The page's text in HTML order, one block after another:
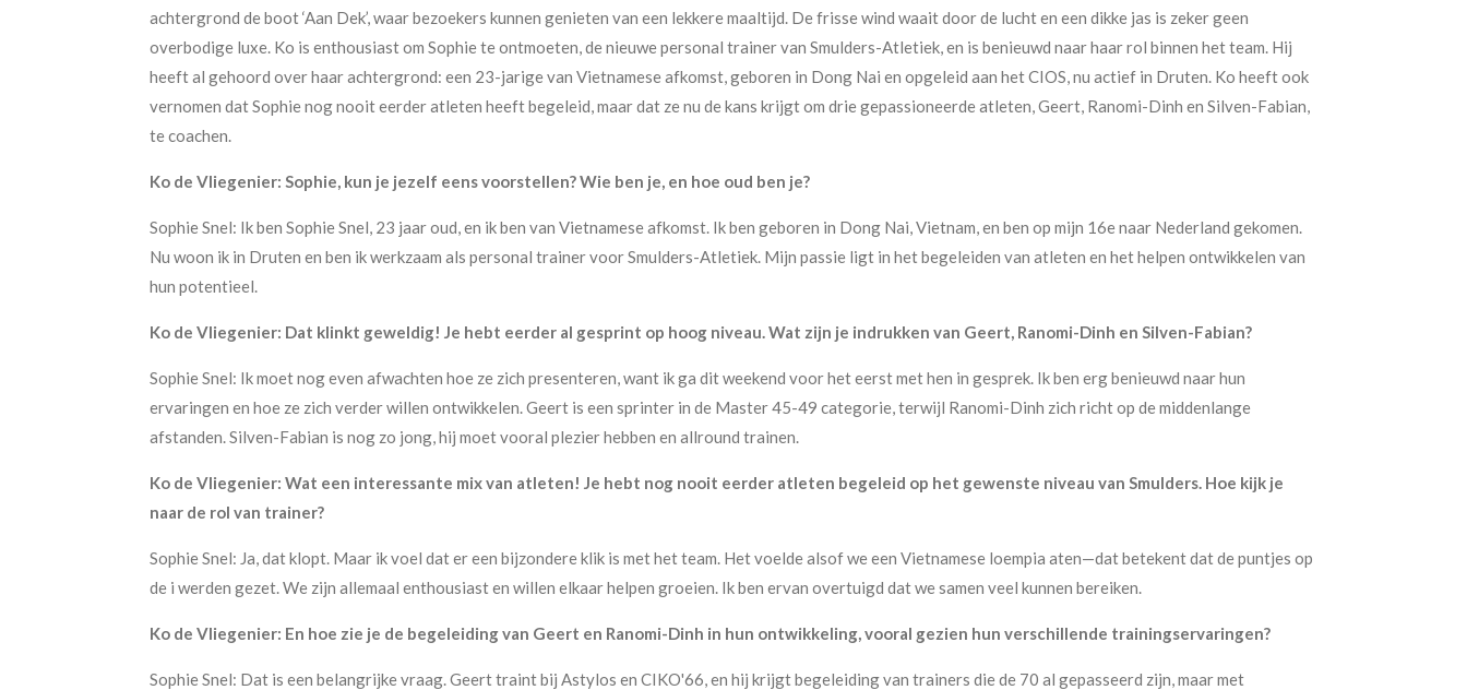
achtergrond de boot ‘Aan Dek’, waar bezoekers kunnen genieten van een lekkere maaltijd. De frisse wind waait door de lucht en een dikke jas is zeker geen
overbodige luxe. Ko is enthousiast om Sophie te ontmoeten, de nieuwe personal trainer van Smulders-Atletiek, en is benieuwd naar haar rol binnen het team. Hij
heeft al gehoord over haar achtergrond: een 23-jarige van Vietnamese afkomst, geboren in Dong Nai en opgeleid aan het CIOS, nu actief in Druten. Ko heeft ook
vernomen dat Sophie nog nooit eerder atleten heeft begeleid, maar dat ze nu de kans krijgt om drie gepassioneerde atleten, Geert, Ranomi-Dinh en Silven-Fabian,
te coachen.
Ko de Vliegenier: Sophie, kun je jezelf eens voorstellen? Wie ben je, en hoe oud ben je?
Sophie Snel: Ik ben Sophie Snel, 23 jaar oud, en ik ben van Vietnamese afkomst. Ik ben geboren in Dong Nai, Vietnam, en ben op mijn 16e naar Nederland gekomen.
Nu woon ik in Druten en ben ik werkzaam als personal trainer voor Smulders-Atletiek. Mijn passie ligt in het begeleiden van atleten en het helpen ontwikkelen van
hun potentieel.
Ko de Vliegenier: Dat klinkt geweldig! Je hebt eerder al gesprint op hoog niveau. Wat zijn je indrukken van Geert, Ranomi-Dinh en Silven-Fabian?
Sophie Snel: Ik moet nog even afwachten hoe ze zich presenteren, want ik ga dit weekend voor het eerst met hen in gesprek. Ik ben erg benieuwd naar hun
ervaringen en hoe ze zich verder willen ontwikkelen. Geert is een sprinter in de Master 45-49 categorie, terwijl Ranomi-Dinh zich richt op de middenlange
afstanden. Silven-Fabian is nog zo jong, hij moet vooral plezier hebben en allround trainen.
Ko de Vliegenier: Wat een interessante mix van atleten! Je hebt nog nooit eerder atleten begeleid op het gewenste niveau van Smulders. Hoe kijk je
naar de rol van trainer?
Sophie Snel: Ja, dat klopt. Maar ik voel dat er een bijzondere klik is met het team. Het voelde alsof we een Vietnamese loempia aten—dat betekent dat de puntjes op
de i werden gezet. We zijn allemaal enthousiast en willen elkaar helpen groeien. Ik ben ervan overtuigd dat we samen veel kunnen bereiken.
Ko de Vliegenier: En hoe zie je de begeleiding van Geert en Ranomi-Dinh in hun ontwikkeling, vooral gezien hun verschillende trainingservaringen?
Sophie Snel: Dat is een belangrijke vraag. Geert traint bij Astylos en CIKO'66, en hij krijgt begeleiding van trainers die de 70 al gepasseerd zijn, maar met